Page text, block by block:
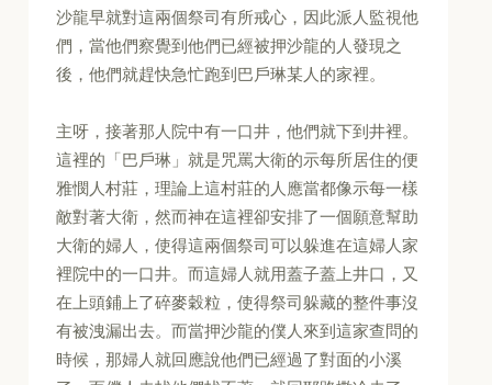
沙龍早就對這兩個祭司有所戒心，因此派人監視他
們，當他們察覺到他們已經被押沙龍的人發現之
後，他們就趕快急忙跑到巴戶琳某人的家裡。
主呀，接著那人院中有一口井，他們就下到井裡。
這裡的「巴戶琳」就是咒罵大衛的示每所居住的便
雅憫人村莊，理論上這村莊的人應當都像示每一樣
敵對著大衛，然而神在這裡卻安排了一個願意幫助
大衛的婦人，使得這兩個祭司可以躲進在這婦人家
裡院中的一口井。而這婦人就用蓋子蓋上井口，又
在上頭鋪上了碎麥穀粒，使得祭司躲藏的整件事沒
有被洩漏出去。而當押沙龍的僕人來到這家查問的
時候，那婦人就回應說他們已經過了對面的小溪